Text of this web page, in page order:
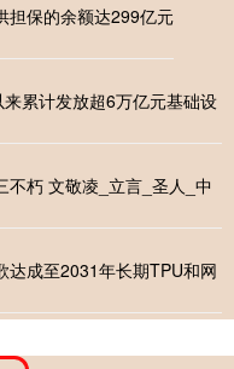
担保的余额达299亿元
累计发放超6万亿元基础设
不朽 文敬凌_立言_圣人_中
达成至2031年长期TPU和网